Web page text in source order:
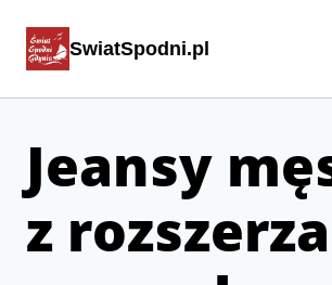
SwiatSpodni.pl
Jeansy
z